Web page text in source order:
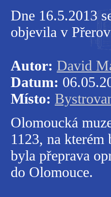
Dne 16.5.2013
objevila v
Autor: David
Datum:
Místo:
Olomoucká
1123, na
byla přeprava
do Olomouce.